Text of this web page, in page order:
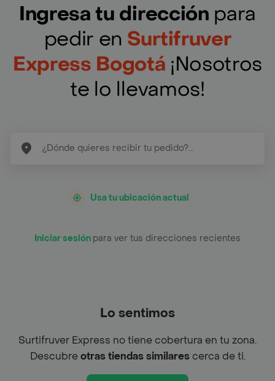
Ingresa tu dirección para
pedir en Surtifruver
Express Bogotá ¡Nosotros
te lo llevamos!
Usa tu ubicación actual
Iniciar sesión para ver tus direcciones recientes
Lo sentimos
Surtifruver Express no tiene cobertura en tu zona.
Descubreotras tiendas similarescerca de ti.